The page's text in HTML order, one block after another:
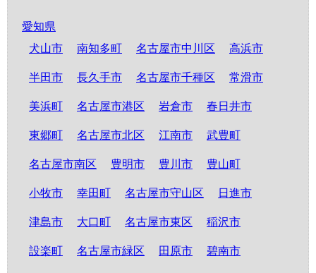
愛知県
犬山市
南知多町 名古屋市中川区 高浜市
半田市 長久手市 名古屋市千種区 常滑市
美浜町 名古屋市港区 岩倉市 春日井市
東郷町 名古屋市北区 江南市 武豊町
名古屋市南区 豊明市 豊川市 豊山町
小牧市 幸田町 名古屋市守山区 日進市
津島市 大口町 名古屋市東区 稲沢市
設楽町 名古屋市緑区 田原市 碧南市